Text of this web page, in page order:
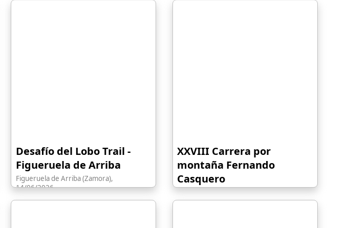
Desafío del Lobo Trail -
Figueruela de Arriba
Figueruela de Arriba (Zamora),
14/06/2026
XXVIII Carrera por
montaña Fernando
Casquero
07/06/2026